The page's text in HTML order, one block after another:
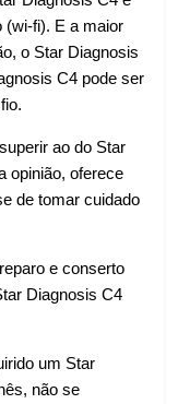
(wi-fi). E a maior
o Star Diagnosis
C4 pode ser
ao do Star
opinião, oferece
de tomar cuidado
e conserto
Diagnosis C4
um Star
não se